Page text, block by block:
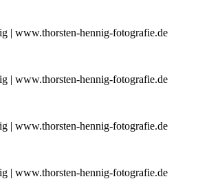
| www.thorsten-hennig-fotografie.de
| www.thorsten-hennig-fotografie.de
| www.thorsten-hennig-fotografie.de
| www.thorsten-hennig-fotografie.de